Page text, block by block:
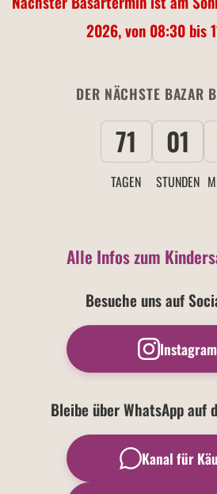
2026, von 08:30 bis
DER NÄCHSTE BAZAR
71
TAGEN
01
STUNDEN
Alle Infos zum
Besuche uns auf
Instagram
Bleibe über WhatsApp auf
Kanal für